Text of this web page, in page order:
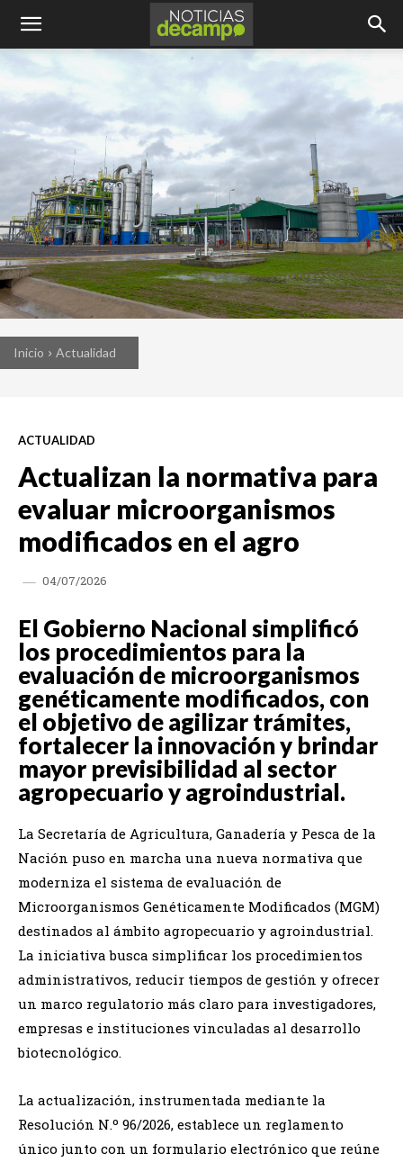
Inicio Actualidad
ACTUALIDAD
Actualizan la normativa para
evaluar microorganismos
modificados en el agro
04/07/2026
El Gobierno Nacional simplificó
los procedimientos para la
evaluación de microorganismos
genéticamente modificados, con
el objetivo de agilizar trámites,
fortalecer la innovación y brindar
mayor previsibilidad al sector
agropecuario y agroindustrial.
La Secretaría de Agricultura, Ganadería y Pesca de la
Nación puso en marcha una nueva normativa que
moderniza el sistema de evaluación de
Microorganismos Genéticamente Modificados (MGM)
destinados al ámbito agropecuario y agroindustrial.
La iniciativa busca simplificar los procedimientos
administrativos, reducir tiempos de gestión y ofrecer
un marco regulatorio más claro para investigadores,
empresas e instituciones vinculadas al desarrollo
biotecnológico.
La actualización, instrumentada mediante la
Resolución N.º 96/2026, establece un reglamento
único junto con un formulario electrónico que reúne